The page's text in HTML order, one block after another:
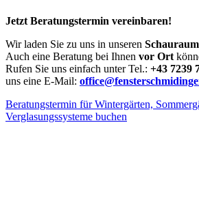
Jetzt Beratungstermin vereinbaren!
Wir laden Sie zu uns in unseren Schauraum
Auch eine Beratung bei Ihnen vor Ort
Rufen Sie uns einfach unter Tel.: +43 7239
uns eine E-Mail:
Beratungstermin für Wintergärten,
Verglasungssysteme buchen